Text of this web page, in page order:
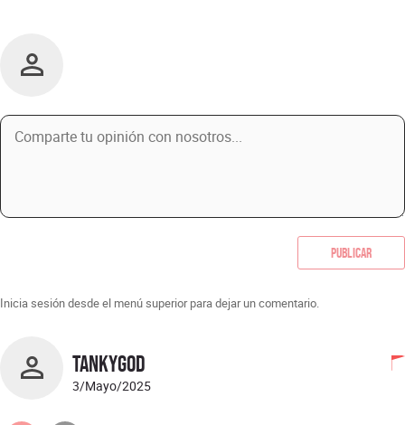
Publicar
Inicia sesión desde el menú superior para dejar un comentario.
TankyGod
3/Mayo/2025